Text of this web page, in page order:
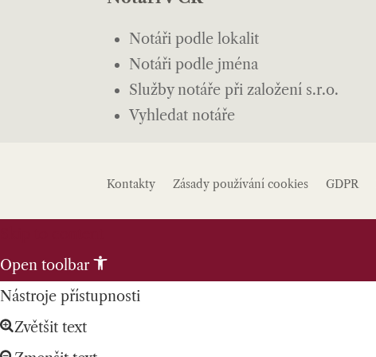
Notáři podle lokalit
Notáři podle jména
Služby notáře při založení s.r.o.
Vyhledat notáře
Kontakty Zásady používání cookies GDPR
Open toolbar
Nástroje přístupnosti
Zvětšit text